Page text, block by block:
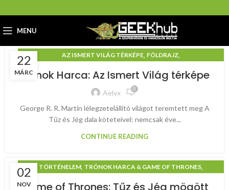
MENU
22
MÁRC
AZ ISMERT VILÁG TÉRKÉPE, FÖLDRAJZ,
Trónok Harca: Az Ismert Világ térképe
Aelyx 0
George R. R. Martin lélegzetelállító világot teremtett meg A
Tűz és Jég dala köteteivel: nemcsak éve...
CONTINUE READING
02
NOV
TÖRTÉNELEM, TRÓNOK HARCA & GAME OF THRONES,
Game of Thrones: Tűz és Jég mögött